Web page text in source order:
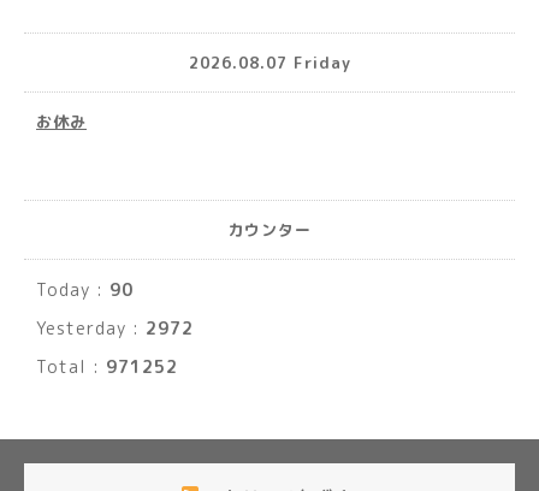
2026.08.07 Friday
お休み
カウンター
Today : 90
Yesterday : 2972
Total : 971252